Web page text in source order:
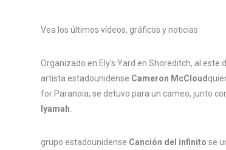
Vea los últimos vídeos, gráficos y noticias
Organizado en Ely's Yard en Shoreditch, al
artista estadounidense Cameron McCloud
for Paranoia, se detuvo para un cameo, junto
Iyamah.
grupo estadounidense Canción del infinito se